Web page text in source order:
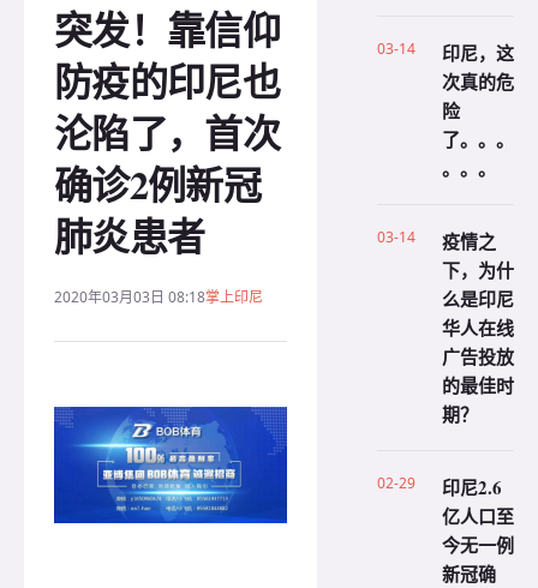
突发！靠信仰
防疫的印尼也
沦陷了，首次
确诊2例新冠
肺炎患者
2020年03月03日 08:18掌上印尼
03-14
印尼，这
次真的危
险
了。。。
。。。
03-14
疫情之
下，为什
么是印尼
华人在线
广告投放
的最佳时
期？
02-29
印尼2.6
亿人口至
今无一例
新冠确